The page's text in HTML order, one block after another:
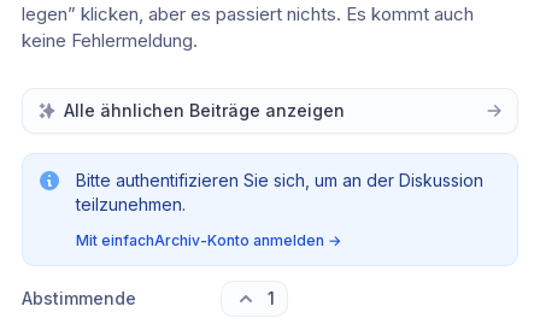
legen” klicken, aber es passiert nichts. Es kommt auch
keine Fehlermeldung.
Alle ähnlichen Beiträge anzeigen
Bitte authentifizieren Sie sich, um an der Diskussion
teilzunehmen.
Mit einfachArchiv-Konto anmelden →
Abstimmende 1